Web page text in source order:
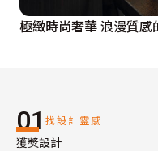
極緻時尚奢華
01 找設計靈感
獲獎設計